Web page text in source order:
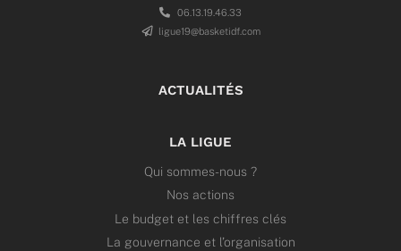
06.13.19.46.33
ligue19@basketidf.com
ACTUALITÉS
LA LIGUE
Qui sommes-nous ?
Nos actions
Le budget et les chiffres clés
La gouvernance et l’organisation